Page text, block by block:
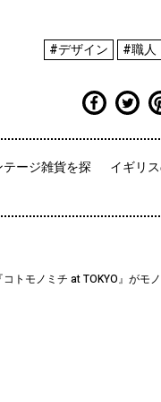
#デザイン #職人
ージ雑貨を探
イギリ
『コトモノミチ at TOKYO』がモ